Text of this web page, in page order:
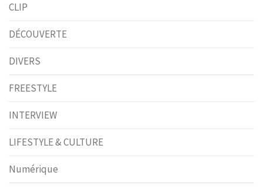
CLIP
DÉCOUVERTE
DIVERS
FREESTYLE
INTERVIEW
LIFESTYLE & CULTURE
Numérique